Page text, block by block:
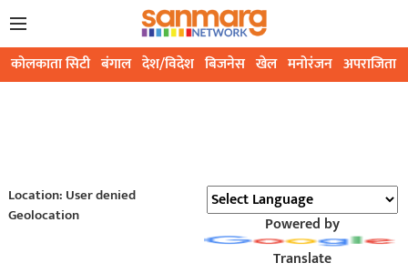
कोलकाता सिटी बंगाल देश/विदेश बिजनेस खेल मनोरंजन अपराजिता
Location: User denied
Geolocation
Powered by
Translate